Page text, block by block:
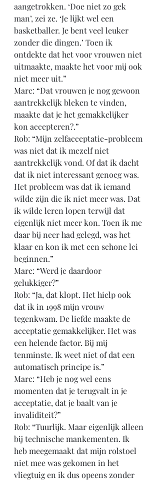
aangetrokken. ‘Doe niet zo gek
man’, zei ze. ‘Je lijkt wel een
basketballer. Je bent veel leuker
zonder die dingen.’ Toen ik
ontdekte dat het voor vrouwen niet
uitmaakte, maakte het voor mij ook
niet meer uit.”
Marc: “Dat vrouwen je nog gewoon
aantrekkelijk bleken te vinden,
maakte dat je het gemakkelijker
kon accepteren?.”
Rob: “Mijn zelfacceptatie-probleem
was niet dat ik mezelf niet
aantrekkelijk vond. Of dat ik dacht
dat ik niet interessant genoeg was.
Het probleem was dat ik iemand
wilde zijn die ik niet meer was. Dat
ik wilde leren lopen terwijl dat
eigenlijk niet meer kon. Toen ik me
daar bij neer had gelegd, was het
klaar en kon ik met een schone lei
beginnen.”
Marc: “Werd je daardoor
gelukkiger?”
Rob: “Ja, dat klopt. Het hielp ook
dat ik in 1998 mijn vrouw
tegenkwam. De liefde maakte de
acceptatie gemakkelijker. Het was
een helende factor. Bij mij
tenminste. Ik weet niet of dat een
automatisch principe is.”
Marc: “Heb je nog wel eens
momenten dat je terugvalt in je
acceptatie, dat je baalt van je
invaliditeit?”
Rob: “Tuurlijk. Maar eigenlijk alleen
bij technische mankementen. Ik
heb meegemaakt dat mijn rolstoel
niet mee was gekomen in het
vliegtuig en ik dus opeens zonder